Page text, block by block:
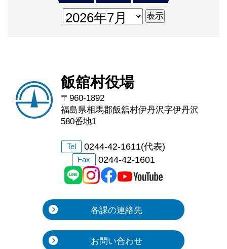
飯舘村役場
〒960-1892
福島県相馬郡飯舘村伊丹沢字伊丹沢
580番地1
Tel 0244-42-1611(代表)
Fax 0244-42-1601
各課の連絡先
お問い合わせ